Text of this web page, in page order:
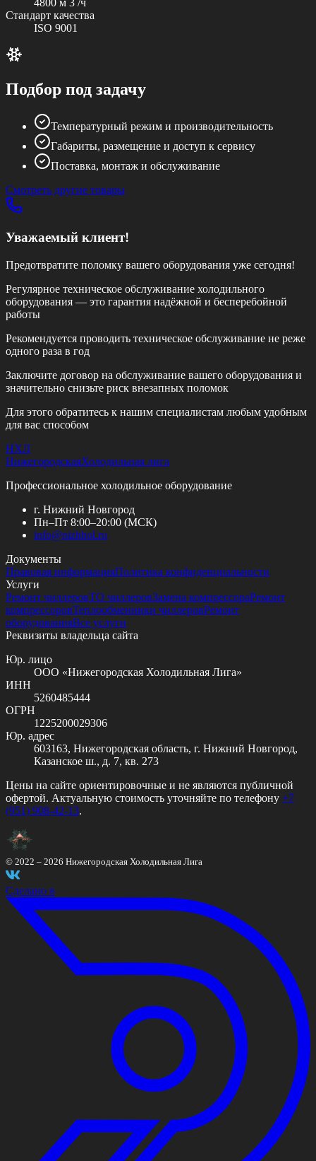
4800 м 3 /ч
Стандарт качества
ISO 9001
Подбор под задачу
Температурный режим и производительность
Габариты, размещение и доступ к сервису
Поставка, монтаж и обслуживание
Смотреть другие товары
Уважаемый клиент!
Предотвратите поломку вашего оборудования уже сегодня!
Регулярное техническое обслуживание холодильного
оборудования — это гарантия надёжной и бесперебойной
работы
Рекомендуется проводить техническое обслуживание не реже
одного раза в год
Заключите договор на обслуживание вашего оборудования и
значительно снизьте риск внезапных поломок
Для этого обратитесь к нашим специалистам любым удобным
для вас способом
НХЛ
НижегородскаяХолодильная лига
Профессиональное холодильное оборудование
г. Нижний Новгород
Пн–Пт 8:00–20:00 (МСК)
info@nizhhol.ru
Документы
Правовая информацияПолитика конфиденциальности
Услуги
Ремонт чиллеровТО чиллеровЗамена компрессораРемонт
компрессоровТеплообменники чиллеровРемонт
оборудованияВсе услуги
Реквизиты владельца сайта
Юр. лицо
ООО «Нижегородская Холодильная Лига»
ИНН
5260485444
ОГРН
1225200029306
Юр. адрес
603163, Нижегородская область, г. Нижний Новгород,
Казанское ш., д. 7, кв. 273
Цены на сайте ориентировочные и не являются публичной
офертой. Актуальную стоимость уточняйте по телефону +7
(951) 908-42-13.
© 2022 – 2026 Нижегородская Холодильная Лига
Сделано в